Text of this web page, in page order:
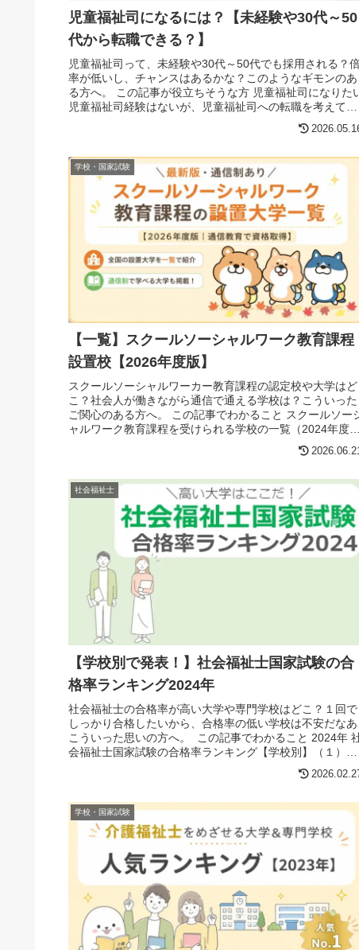
児童福祉司になるには？【未経験や30代～50
代から転職できる？】
児童福祉司って、未経験や30代～50代でも採用される？
率が低いし、チャンスはあるかな？このようなギモンのあ
る方へ。 この記事が役立ちそうな方 児童福祉司になりた
児童福祉司経験はないが、児童福祉司への転職を考えてい
学校・国家試験
【一覧】スクールソーシャルワーク教育課程
設置校【2026年度版】
スクールソーシャルワーカー教育課程の認定校や大学はど
こ？社会人が働きながら通信で通える学校は？こういった
ご関心のある方へ。 この記事でわかること スクールソー
ャルワーク教育課程を受けられる学校の一覧（2024年度
社会福祉士
【学校別で発表！】社会福祉士国家試験の合
格率ランキング2024年
社会福祉士の合格率が高い大学や専門学校はどこ？１回で
しっかり合格したいから、合格率の低い学校は不安だなあ
こういった思いの方へ。 この記事でわかること 2024年
会福祉士国家試験の合格率ランキング【学校別】（１）福
学校・国家試験